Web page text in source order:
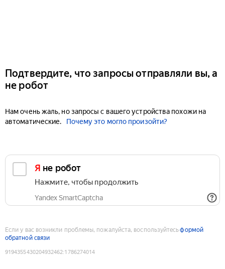
Подтвердите, что запросы отправляли вы, а
не робот
Нам очень жаль, но запросы с вашего устройства похожи на
автоматические.
Почему это могло произойти?
Я не робот
Нажмите, чтобы продолжить
Yandex SmartCaptcha
Если у вас возникли проблемы, пожалуйста, воспользуйтесьформой
обратной связи
9194355430204932462:1786274014